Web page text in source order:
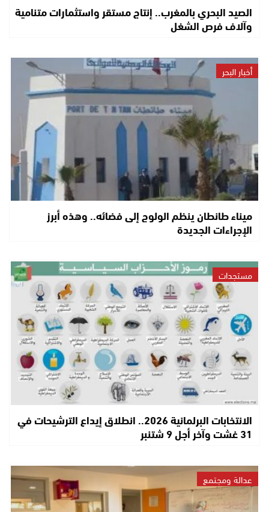
الصيد البحري بالمغرب.. إنتاج مستقر واستثمارات متنامية
وآلاف فرص الشغل
أخبار البحر
ميناء طانطان ينظم الولوج إلى فضائه.. وهذه أبرز
الإجراءات الجديدة
مستجدات
الانتخابات البرلمانية 2026.. انطلاق إيداع الترشيحات في
31 غشت وآخر أجل 9 شتنبر
عدالة ومجتمع